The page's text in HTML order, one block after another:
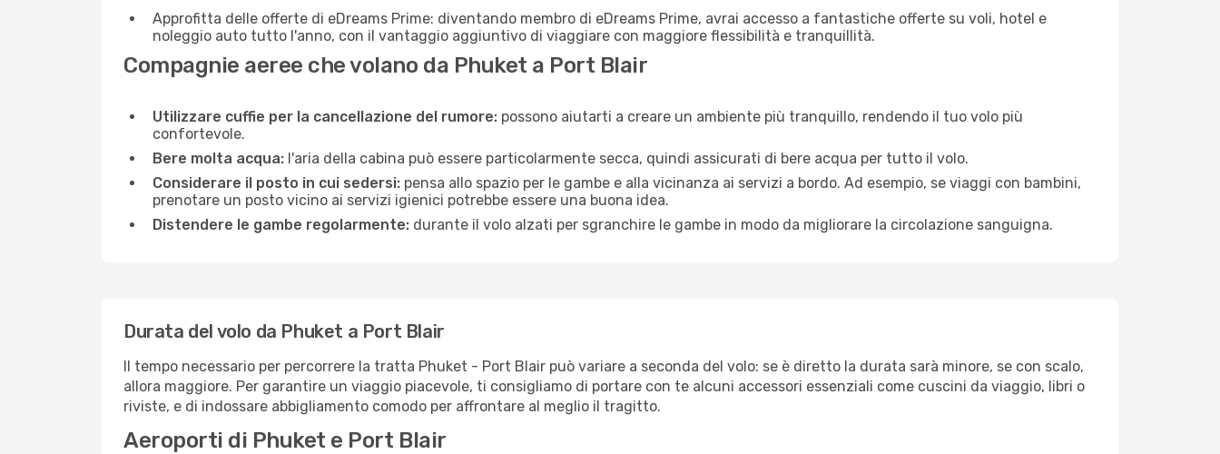
Approfitta delle offerte di eDreams Prime: diventando membro di eDreams Prime, avrai accesso a fantastiche offerte su voli, hotel e
noleggio auto tutto l'anno, con il vantaggio aggiuntivo di viaggiare con maggiore flessibilità e tranquillità.
Compagnie aeree che volano da Phuket a Port Blair
Utilizzare cuffie per la cancellazione del rumore: possono aiutarti a creare un ambiente più tranquillo, rendendo il tuo volo più
confortevole.
Bere molta acqua: l'aria della cabina può essere particolarmente secca, quindi assicurati di bere acqua per tutto il volo.
Considerare il posto in cui sedersi: pensa allo spazio per le gambe e alla vicinanza ai servizi a bordo. Ad esempio, se viaggi con bambini,
prenotare un posto vicino ai servizi igienici potrebbe essere una buona idea.
Distendere le gambe regolarmente: durante il volo alzati per sgranchire le gambe in modo da migliorare la circolazione sanguigna.
Durata del volo da Phuket a Port Blair
Il tempo necessario per percorrere la tratta Phuket - Port Blair può variare a seconda del volo: se è diretto la durata sarà minore, se con scalo,
allora maggiore. Per garantire un viaggio piacevole, ti consigliamo di portare con te alcuni accessori essenziali come cuscini da viaggio, libri o
riviste, e di indossare abbigliamento comodo per affrontare al meglio il tragitto.
Aeroporti di Phuket e Port Blair